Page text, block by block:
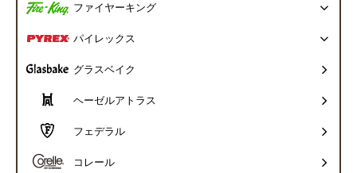
ファイヤーキング
パイレックス
グラスベイク
ヘーゼルアトラス
フェデラル
コレール